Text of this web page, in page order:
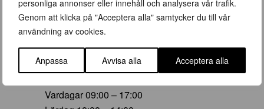
personliga annonser eller innehåll och analysera vår trafik.
Genom att klicka på "Acceptera alla" samtycker du till vår
användning av cookies.
Anpassa Avvisa alla Acceptera alla
Vår (23 mars – 28 juni)
Vardagar 09:00 – 19:00
Lördag 10:00 – 16:00
Söndag/helgdag 10:00 – 16:00
Vardagar 09:00 – 17:00